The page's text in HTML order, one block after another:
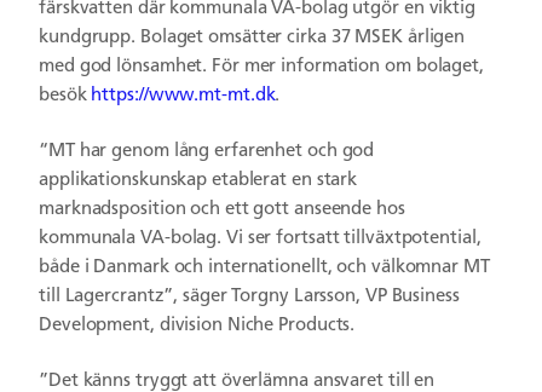
färskvatten där kommunala VA-bolag utgör en viktig
kundgrupp. Bolaget omsätter cirka 37 MSEK årligen
med god lönsamhet. För mer information om bolaget,
besök https://www.mt-mt.dk.
“MT har genom lång erfarenhet och god
applikationskunskap etablerat en stark
marknadsposition och ett gott anseende hos
kommunala VA-bolag. Vi ser fortsatt tillväxtpotential,
både i Danmark och internationellt, och välkomnar MT
till Lagercrantz”, säger Torgny Larsson, VP Business
Development, division Niche Products.
”Det känns tryggt att överlämna ansvaret till en